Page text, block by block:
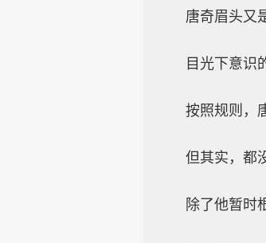
唐奇眉头又
目光下意识
按照规则，
但其实，都
除了他暂时